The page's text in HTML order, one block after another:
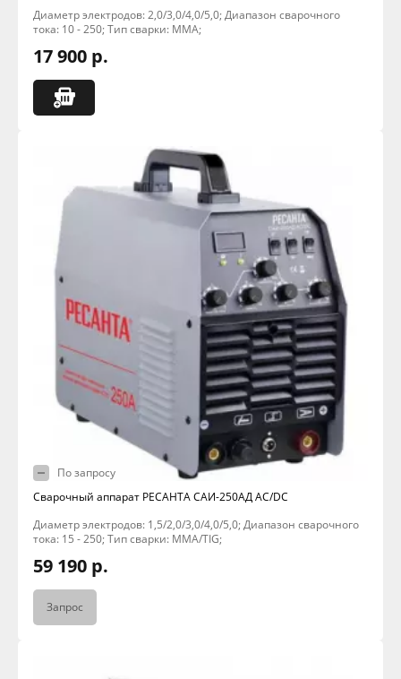
Диаметр электродов: 2,0/3,0/4,0/5,0; Диапазон сварочного
тока: 10 - 250; Тип сварки: MMA;
17 900 р.
По запросу
Сварочный аппарат РЕСАНТА САИ-250АД AC/DC
Диаметр электродов: 1,5/2,0/3,0/4,0/5,0; Диапазон сварочного
тока: 15 - 250; Тип сварки: MMA/TIG;
59 190 р.
Запрос